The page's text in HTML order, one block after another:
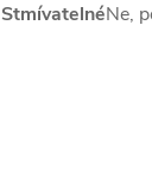
StmívatelnéNe,